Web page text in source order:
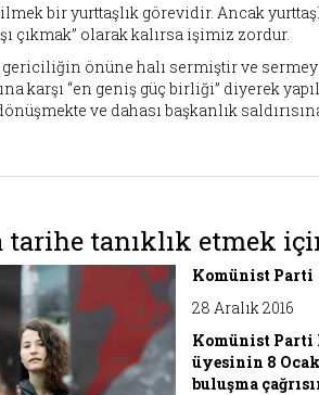
bir yurttaşlık görevidir. Ancak
çıkmak” olarak kalırsa işimiz zordur.
önüne halı sermiştir ve
karşı “en geniş güç birliği” diyerek
ve dahası başkanlık
tarihe tanıklık etmek
Komünist Parti
28 Aralık 2016
Komünist Parti
üyesinin 8
buluşma